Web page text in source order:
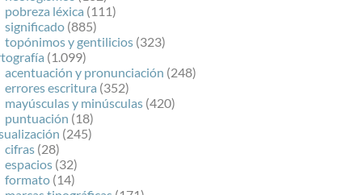
pobreza léxica (111)
significado (885)
topónimos y gentilicios (323)
(1.099)
acentuación y pronunciación (248)
errores escritura (352)
mayúsculas y minúsculas (420)
puntuación (18)
(245)
cifras (28)
espacios (32)
formato (14)